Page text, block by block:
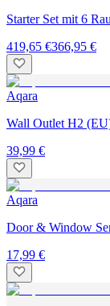
Starter Set mit 6
419,65 €366,95 €
Aqara
Wall Outlet H2
39,99 €
Aqara
Door & Window
17,99 €